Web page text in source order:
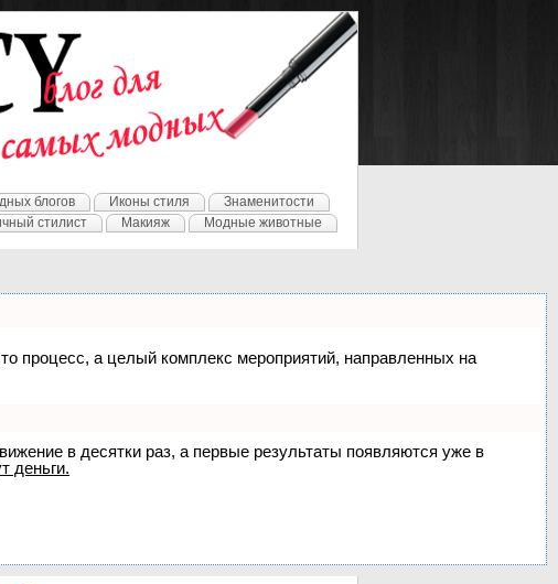
блогов Иконы стиля
Знаменитости
стилист Макияж Модные животные
процесс, а целый комплекс мероприятий, направленных на
в десятки раз, а первые результаты появляются уже в
деньги.